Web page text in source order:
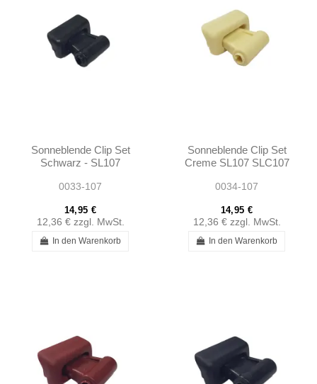
Sonneblende Clip Set
Schwarz - SL107
1078110141
0033-107
14,95 €
12,36 € zzgl. MwSt.
In den Warenkorb
Sonneblende Clip Set
Creme SL107 SLC107
0034-107
14,95 €
12,36 € zzgl. MwSt.
In den Warenkorb